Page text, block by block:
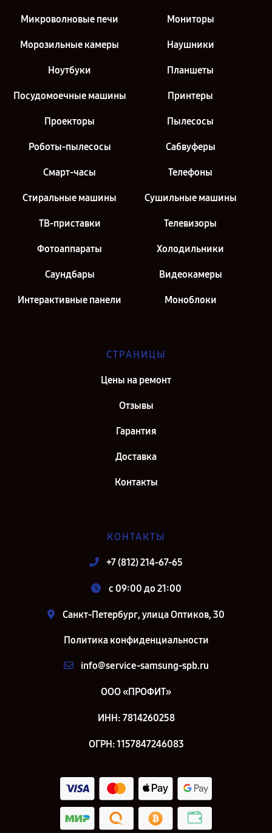
Микроволновые печи Мониторы
Морозильные камеры Наушники
Ноутбуки Планшеты
Посудомоечные машины Принтеры
Проекторы Пылесосы
Роботы-пылесосы Сабвуферы
Смарт-часы Телефоны
Стиральные машины Сушильные машины
ТВ-приставки Телевизоры
Фотоаппараты Холодильники
Саундбары Видеокамеры
Интерактивные панели Моноблоки
СТРАНИЦЫ
Цены на ремонт
Отзывы
Гарантия
Доставка
Контакты
КОНТАКТЫ
+7 (812) 214-67-65
c 09:00 до 21:00
Санкт-Петербург, улица Оптиков, 30
Политика конфиденциальности
info@service-samsung-spb.ru
ООО «ПРОФИТ»
ИНН: 7814260258
ОГРН: 1157847246083